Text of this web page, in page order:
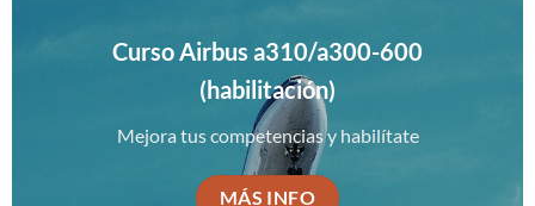
Curso Airbus a310/a300-600
(habilitación)
Mejora tus competencias y habilítate
MÁS INFO